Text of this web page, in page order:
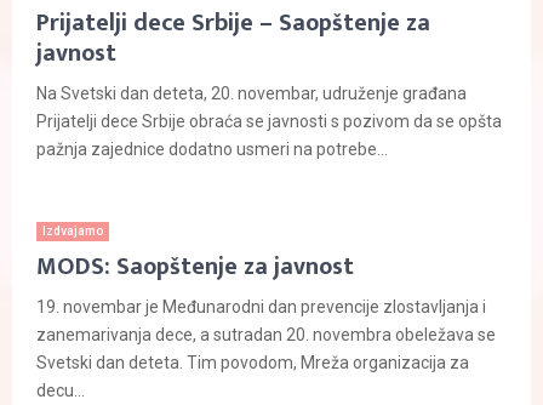
Prijatelji dece Srbije – Saopštenje za
javnost
Na Svetski dan deteta, 20. novembar, udruženje građana
Prijatelji dece Srbije obraća se javnosti s pozivom da se opšta
pažnja zajednice dodatno usmeri na potrebe...
Izdvajamo
MODS: Saopštenje za javnost
19. novembar je Međunarodni dan prevencije zlostavljanja i
zanemarivanja dece, a sutradan 20. novembra obeležava se
Svetski dan deteta. Tim povodom, Mreža organizacija za
decu...